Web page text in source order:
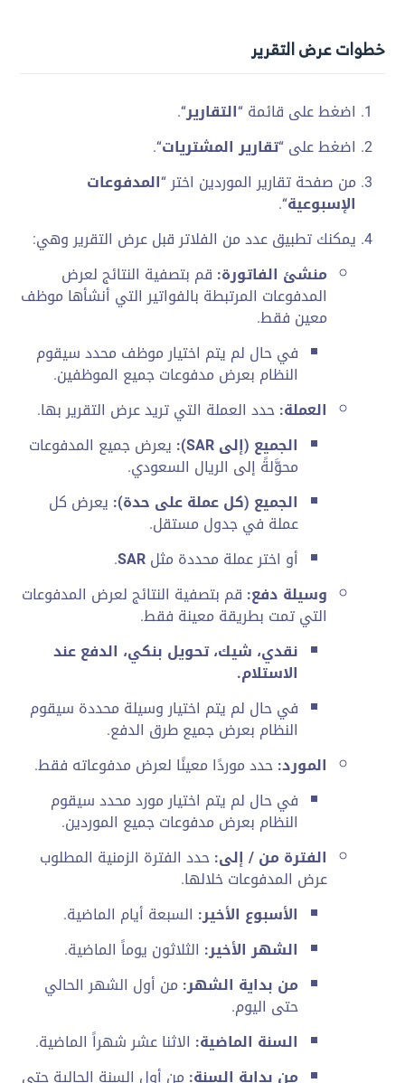
خطوات عرض التقرير
اضغط على قائمة “التقارير“.
اضغط على “تقارير المشتريات“.
من صفحة تقارير الموردين اختر “المدفوعات
الإسبوعية“.
يمكنك تطبيق عدد من الفلاتر قبل عرض التقرير وهي:
منشئ الفاتورة: قم بتصفية النتائج لعرض
المدفوعات المرتبطة بالفواتير التي أنشأها موظف
معين فقط.
في حال لم يتم اختيار موظف محدد سيقوم
النظام بعرض مدفوعات جميع الموظفين.
العملة:حدد العملة التي تريد عرض التقرير بها.
الجميع (إلى SAR):
يعرض جميع المدفوعات
محوَّلةً إلى الريال السعودي.
الجميع (كل عملة على حدة): يعرض كل
عملة في جدول مستقل.
أو اختر عملة محددة مثلSAR
.
وسيلة دفع: قم بتصفية النتائج لعرض المدفوعات
التي تمت بطريقة معينة فقط.
نقدي، شيك، تحويل بنكي، الدفع عند
الاستلام.
في حال لم يتم اختيار وسيلة محددة سيقوم
النظام بعرض جميع طرق الدفع.
المورد:حدد موردًا معينًا لعرض مدفوعاته فقط.
في حال لم يتم اختيار مورد محدد سيقوم
النظام بعرض مدفوعات جميع الموردين.
الفترة من / إلى:حدد الفترة الزمنية المطلوب
عرض المدفوعات خلالها.
الأسبوع الأخير: السبعة أيام الماضية.
الشهر الأخير: الثلاثون يوماً الماضية.
من بداية الشهر: من أول الشهر الحالي
حتى اليوم.
السنة الماضية: الاثنا عشر شهراً الماضية.
من بداية السنة: من أول السنة الحالية حتى